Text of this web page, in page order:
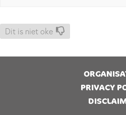
Dit is niet oke
PRIVACY